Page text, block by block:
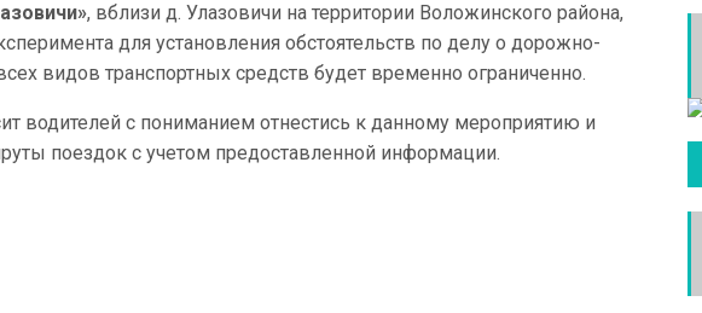
, вблизи д. Улазовичи на территории Воложинского района,
для установления обстоятельств по делу о дорожно-
видов транспортных средств будет временно ограниченно.
водителей с пониманием отнестись к данному мероприятию и
поездок с учетом предоставленной информации.